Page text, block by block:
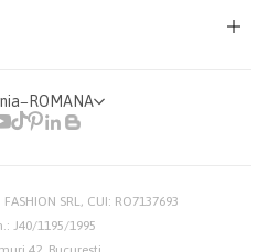
− ROMANA
SRL, CUI: RO7137693
J40/1195/1995